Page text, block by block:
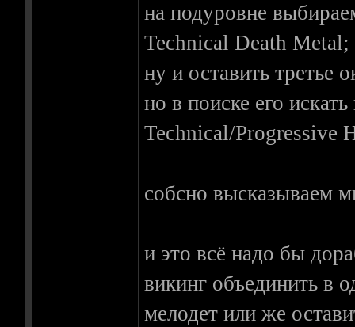
на подуровне
Technical Death
ну и оставить третье
но в поиске его
Technical/Progressive
собсно высказываем
и это всё надо бы
викинг объединить в
мелодет или же